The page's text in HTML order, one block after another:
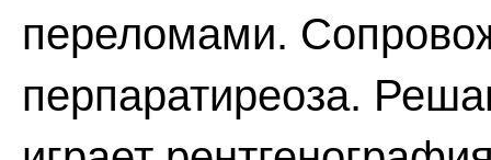
переломами.
перпаратиреоза.